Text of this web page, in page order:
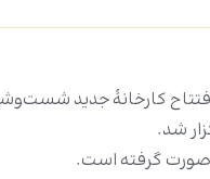
کارخانۀ جدید
شد.
صورت گرفته است.